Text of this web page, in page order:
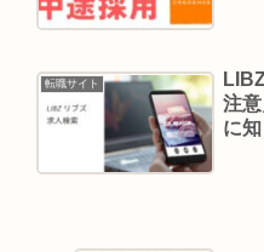
転職サイト
注
に